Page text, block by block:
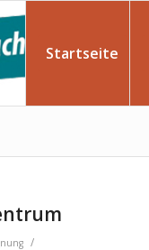
Startseite
/